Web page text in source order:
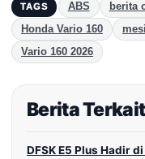
TAGS ABS berita
Honda Vario 160
Vario 160 2026
Berita Terkait
DFSK E5 Plus Hadir